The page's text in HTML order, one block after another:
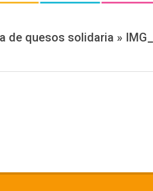
de quesos solidaria »